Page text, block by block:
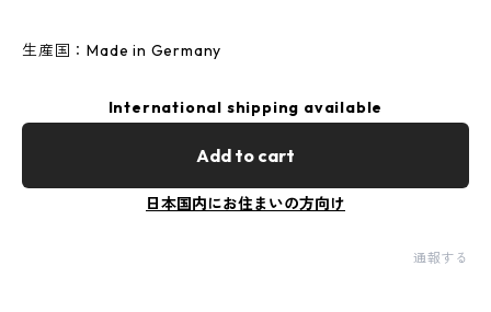
生産国：Made in Germany
International shipping available
Add to cart
日本国内にお住まいの方向け
通報する